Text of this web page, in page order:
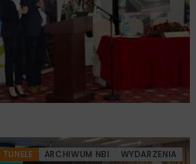
TUNELE ARCHIWUM NBI WYDARZENIA